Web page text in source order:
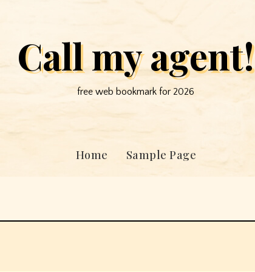
Call my agent!
free web bookmark for 2026
Home Sample Page